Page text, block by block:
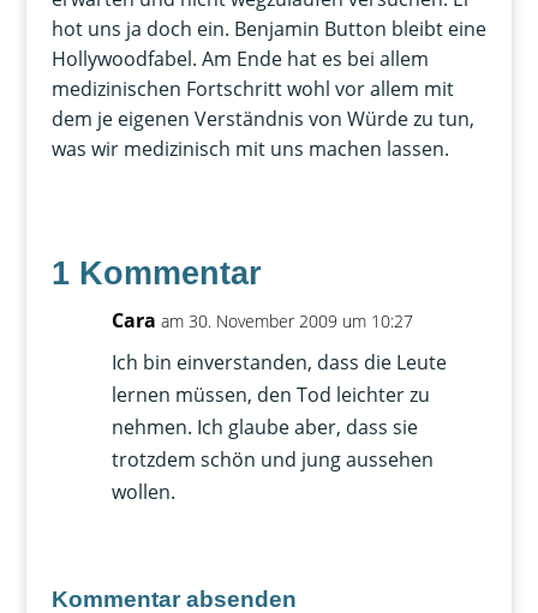
hot uns ja doch ein. Benjamin Button bleibt eine
Hollywoodfabel. Am Ende hat es bei allem
medizinischen Fortschritt wohl vor allem mit
dem je eigenen Verständnis von Würde zu tun,
was wir medizinisch mit uns machen lassen.
1 Kommentar
Cara am 30. November 2009 um 10:27
Ich bin einverstanden, dass die Leute
lernen müssen, den Tod leichter zu
nehmen. Ich glaube aber, dass sie
trotzdem schön und jung aussehen
wollen.
Kommentar absenden